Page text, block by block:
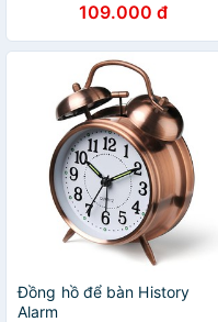
109.000 đ
Đồng hồ để bàn History
Alarm